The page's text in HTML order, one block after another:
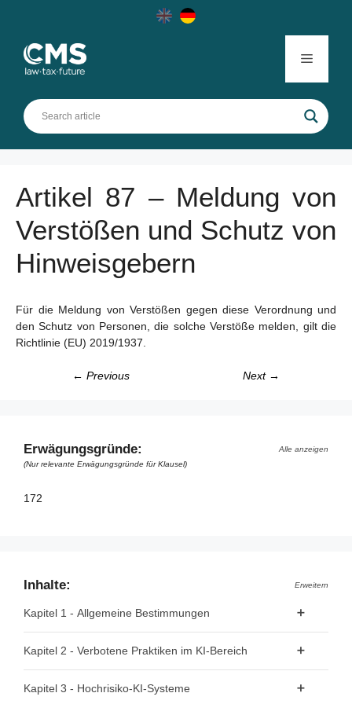
Menu
Artikel 87 – Meldung von
Verstößen und Schutz von
Hinweisgebern
Für die Meldung von Verstößen gegen diese Verordnung und
den Schutz von Personen, die solche Verstöße melden, gilt die
Richtlinie (EU) 2019/1937.
← Previous Next →
Erwägungsgründe:
Alle anzeigen
(Nur relevante Erwägungsgründe für Klausel)
172
Inhalte: Erweitern
Kapitel 1 - Allgemeine Bestimmungen
Artikel 2 - Anwendungsbereich
Artikel 3 - Begriffsbestimmungen
Kapitel 2 - Verbotene Praktiken im KI-Bereich
Kapitel 3 - Hochrisiko-KI-Systeme